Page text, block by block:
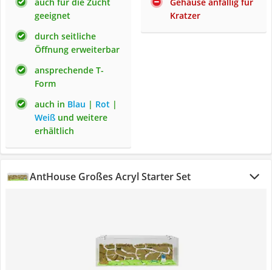
geeignet
durch seitliche
Öffnung erweiterbar
ansprechende T-
Form
auch in Blau | Rot |
Weiß und weitere
erhältlich
Kratzer
AntHouse Großes Acryl Starter Set